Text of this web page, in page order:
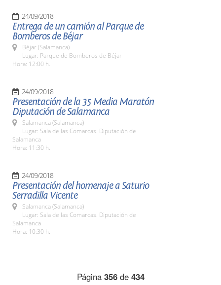
24/09/2018
Entrega de un camión al Parque de
Bomberos de Béjar
Béjar (Salamanca)
Lugar: Parque de Bomberos de Béjar
Hora: 12:00 h.
24/09/2018
Presentación de la 35 Media Maratón
Diputación de Salamanca
Salamanca (Salamanca)
Lugar: Sala de las Comarcas. Diputación de
Salamanca
Hora: 11:30 h.
24/09/2018
Presentación del homenaje a Saturio
Serradilla Vicente
Salamanca (Salamanca)
Lugar: Sala de las Comarcas. Diputación de
Salamanca
Hora: 10:30 h.
Página 356de 434